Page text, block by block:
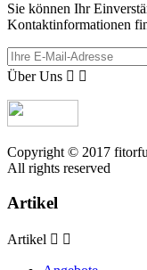
Sie können Ihr
Kontaktinformationen
Über Uns  
Copyright © 2017
All rights reserved
Artikel
Artikel  